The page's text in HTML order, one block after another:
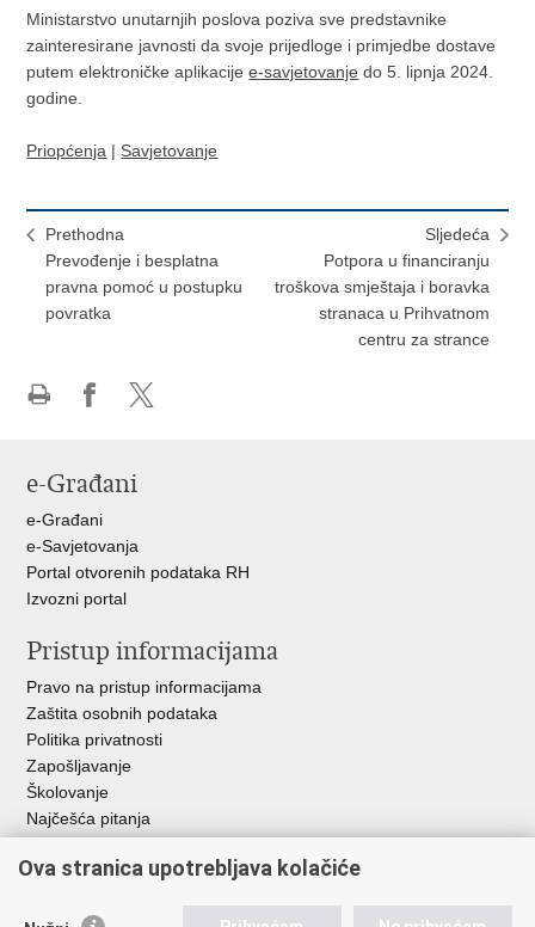
Ministarstvo unutarnjih poslova poziva sve predstavnike
zainteresirane javnosti da svoje prijedloge i primjedbe dostave
putem elektroničke aplikacijee-savjetovanje do 5. lipnja 2024.
godine.
Priopćenja | Savjetovanje
Prethodna
Prevođenje i besplatna
pravna pomoć u postupku
povratka
Sljedeća
Potpora u financiranju
troškova smještaja i boravka
stranaca u Prihvatnom
centru za strance
Facebooku
X-
e-Građani
e-Građani
e-Savjetovanja
Portal otvorenih podataka RH
Izvozni portal
Pristup informacijama
Pravo na pristup informacijama
Zaštita osobnih podataka
Politika privatnosti
Zapošljavanje
Školovanje
Najčešća pitanja
Važne poveznice
Ova stranica upotrebljava kolačiće